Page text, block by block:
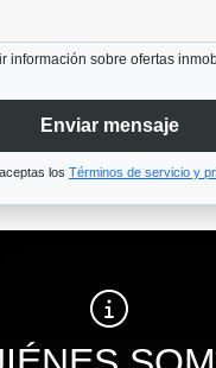
información sobre ofertas
Enviar mensaje
los Términos de servicio y